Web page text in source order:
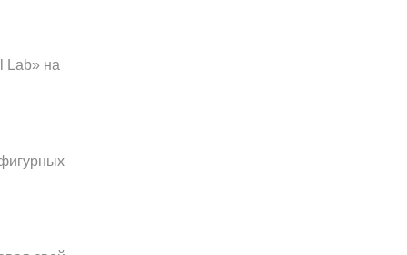
Lab» на